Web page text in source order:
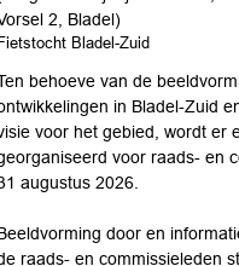
2, Bladel)
Fietstocht Bladel-Zuid
behoeve van de
in Bladel-Zuid
voor het gebied, wordt er
voor raads- en
augustus 2026.
door en
raads- en commissieleden